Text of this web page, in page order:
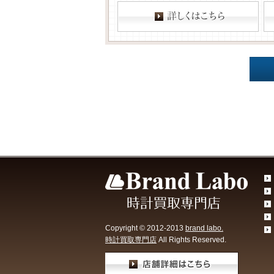
Copyright © 2012-2013 brand labo.
時計買取専門店 All Rights Reserved.